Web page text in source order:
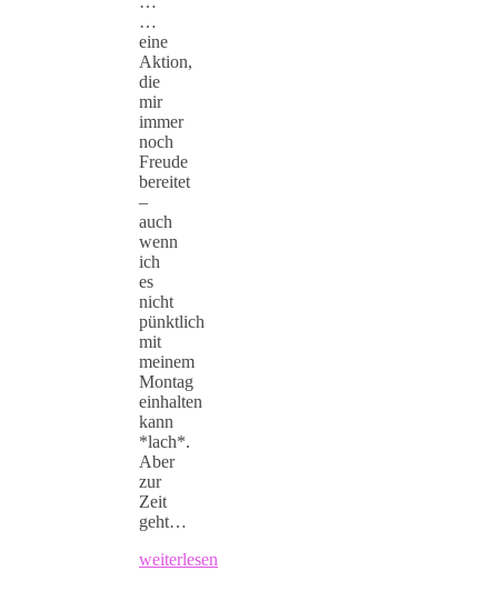
…
eine
Aktion,
die
mir
immer
noch
Freude
bereitet
–
auch
wenn
ich
es
nicht
pünktlich
mit
meinem
Montag
einhalten
kann
*lach*.
Aber
zur
Zeit
geht…
weiterlesen